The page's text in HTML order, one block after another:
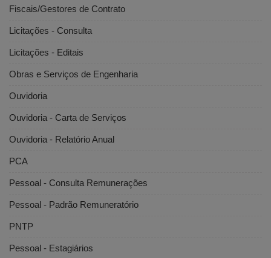
Fiscais/Gestores de Contrato
Licitações - Consulta
Licitações - Editais
Obras e Serviços de Engenharia
Ouvidoria
Ouvidoria - Carta de Serviços
Ouvidoria - Relatório Anual
PCA
Pessoal - Consulta Remunerações
Pessoal - Padrão Remuneratório
PNTP
Pessoal - Estagiários